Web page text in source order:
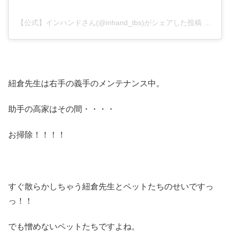
【公式】インハンドさん(@inhand_tbs)がシェアした投稿
紐倉先生は右手の義手のメンテナンス中。
助手の高家はその間・・・・
お掃除！！！！
すぐ散らかしちゃう紐倉先生とペットたちのせいですっ
っ！！
でも憎めないペットたちですよね。